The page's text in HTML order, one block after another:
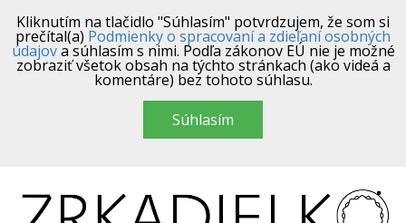
Kliknutím na tlačidlo "Súhlasím" potvrdzujem, že som si
prečítal(a) Podmienky o spracovaní a zdieľaní osobných
údajova súhlasím s nimi. Podľa zákonov EÚ nie je možné
zobraziť všetok obsah na týchto stránkach (ako videá a
komentáre) bez tohoto súhlasu.
Súhlasím